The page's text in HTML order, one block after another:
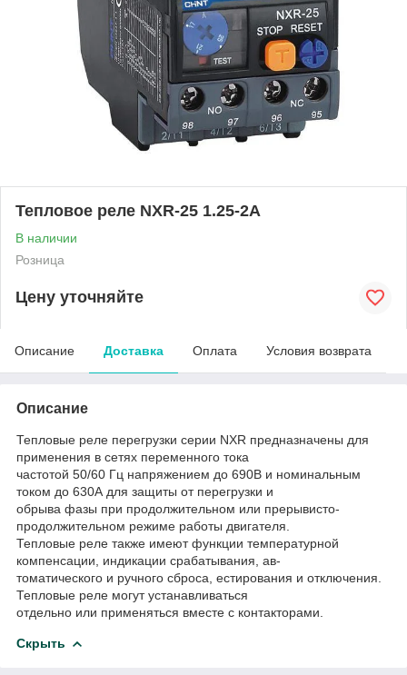
Тепловое реле NXR-25 1.25-2А
В наличии
Розница
Цену уточняйте
Описание Доставка Оплата Условия возврата
Описание
Тепловые реле перегрузки серии NXR предназначены для
применения в сетях переменного тока
частотой 50/60 Гц напряжением до 690В и номинальным
током до 630А для защиты от перегрузки и
обрыва фазы при продолжительном или прерывисто-
продолжительном режиме работы двигателя.
Тепловые реле также имеют функции температурной
компенсации, индикации срабатывания, ав-
томатического и ручного сброса, естирования и отключения.
Тепловые реле могут устанавливаться
отдельно или применяться вместе с контакторами.
Скрыть